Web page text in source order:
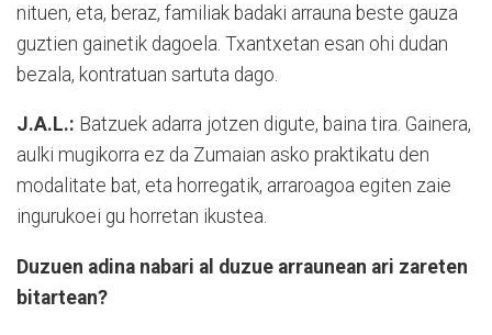
nituen, eta, beraz, familiak badaki arrauna beste gauza
guztien gainetik dagoela. Txantxetan esan ohi dudan
bezala, kontratuan sartuta dago.
J.A.L.: Batzuek adarra jotzen digute, baina tira. Gainera,
aulki mugikorra ez da Zumaian asko praktikatu den
modalitate bat, eta horregatik, arraroagoa egiten zaie
ingurukoei gu horretan ikustea.
Duzuen adina nabari al duzue arraunean ari zareten
bitartean?